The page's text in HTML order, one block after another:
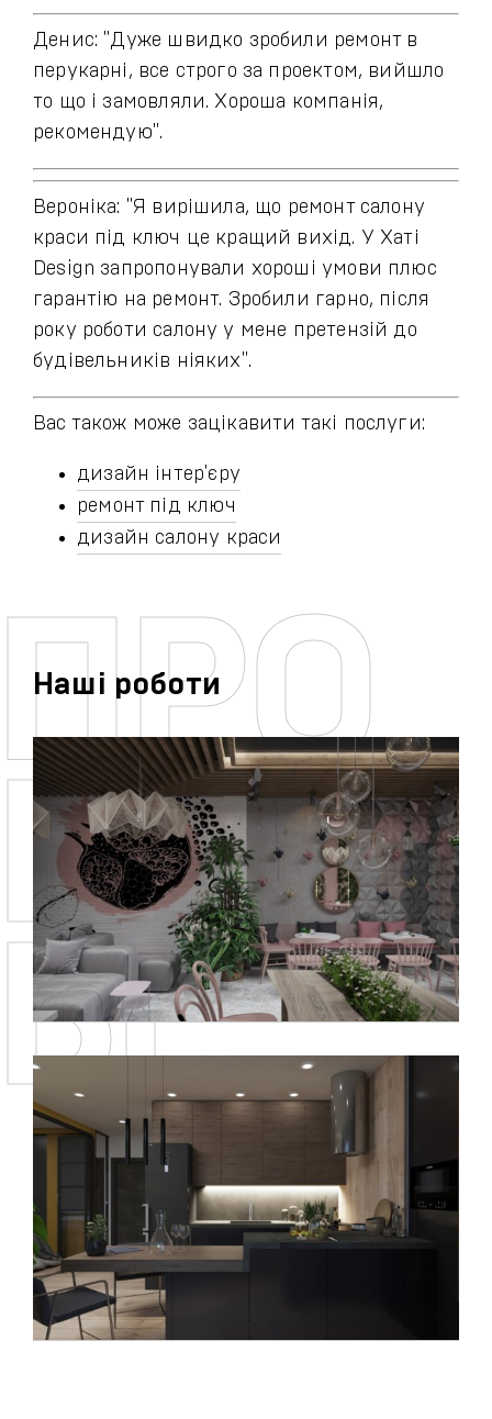
Денис: "Дуже швидко зробили ремонт в
перукарні, все строго за проектом, вийшло
то що і замовляли. Хороша компанія,
рекомендую".
Вероніка: "Я вирішила, що ремонт салону
краси під ключ це кращий вихід. У Хаті
Design запропонували хороші умови плюс
гарантію на ремонт. Зробили гарно, після
року роботи салону у мене претензій до
будівельників ніяких".
Вас також може зацікавити такі послуги:
дизайн інтер'єру
ремонт під ключ
дизайн салону краси
Наші роботи